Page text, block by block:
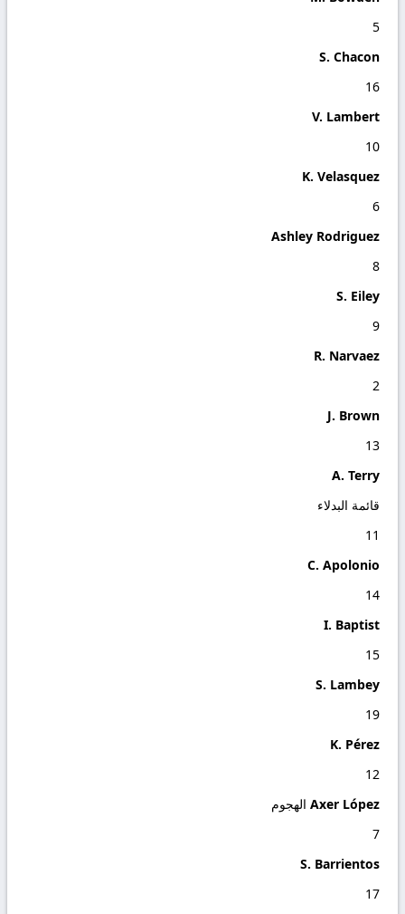
5
S. Chacon
16
V. Lambert
10
K. Velasquez
6
Ashley Rodriguez
8
S. Eiley
9
R. Narvaez
2
J. Brown
13
A. Terry
قائمة البدلاء
11
C. Apolonio
14
I. Baptist
15
S. Lambey
19
K. Pérez
12
Axer López الهجوم
7
S. Barrientos
17